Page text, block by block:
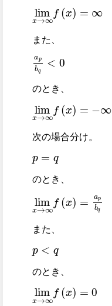
lim
x→∞
f (x) = ∞
limx→∞fx = ∞
また、
ap
bq
< 0
ap bq< 0
のとき、
lim
x→∞
f (x) = −∞
limx→∞fx = ∞
次の場合分け。
p = q
p=q
のとき、
lim
x→∞
f (x) = ap
bq
limx→∞fx = ap q
また、
p < q
p<q
のとき、
lim
x→∞
f (x) = 0
limx→∞fx = 0